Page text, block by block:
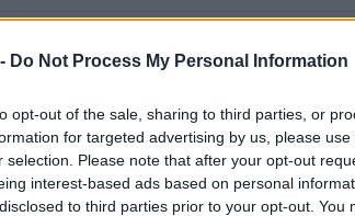
Do Not Process My Personal Information
opt-out of the sale, sharing to third parties, or
for targeted advertising by us, please
selection. Please note that after your opt-out
interest-based ads based on personal
to third parties prior to your opt-out. You
SRL 0-1 milioni
S.R.L. 10-25 milioni